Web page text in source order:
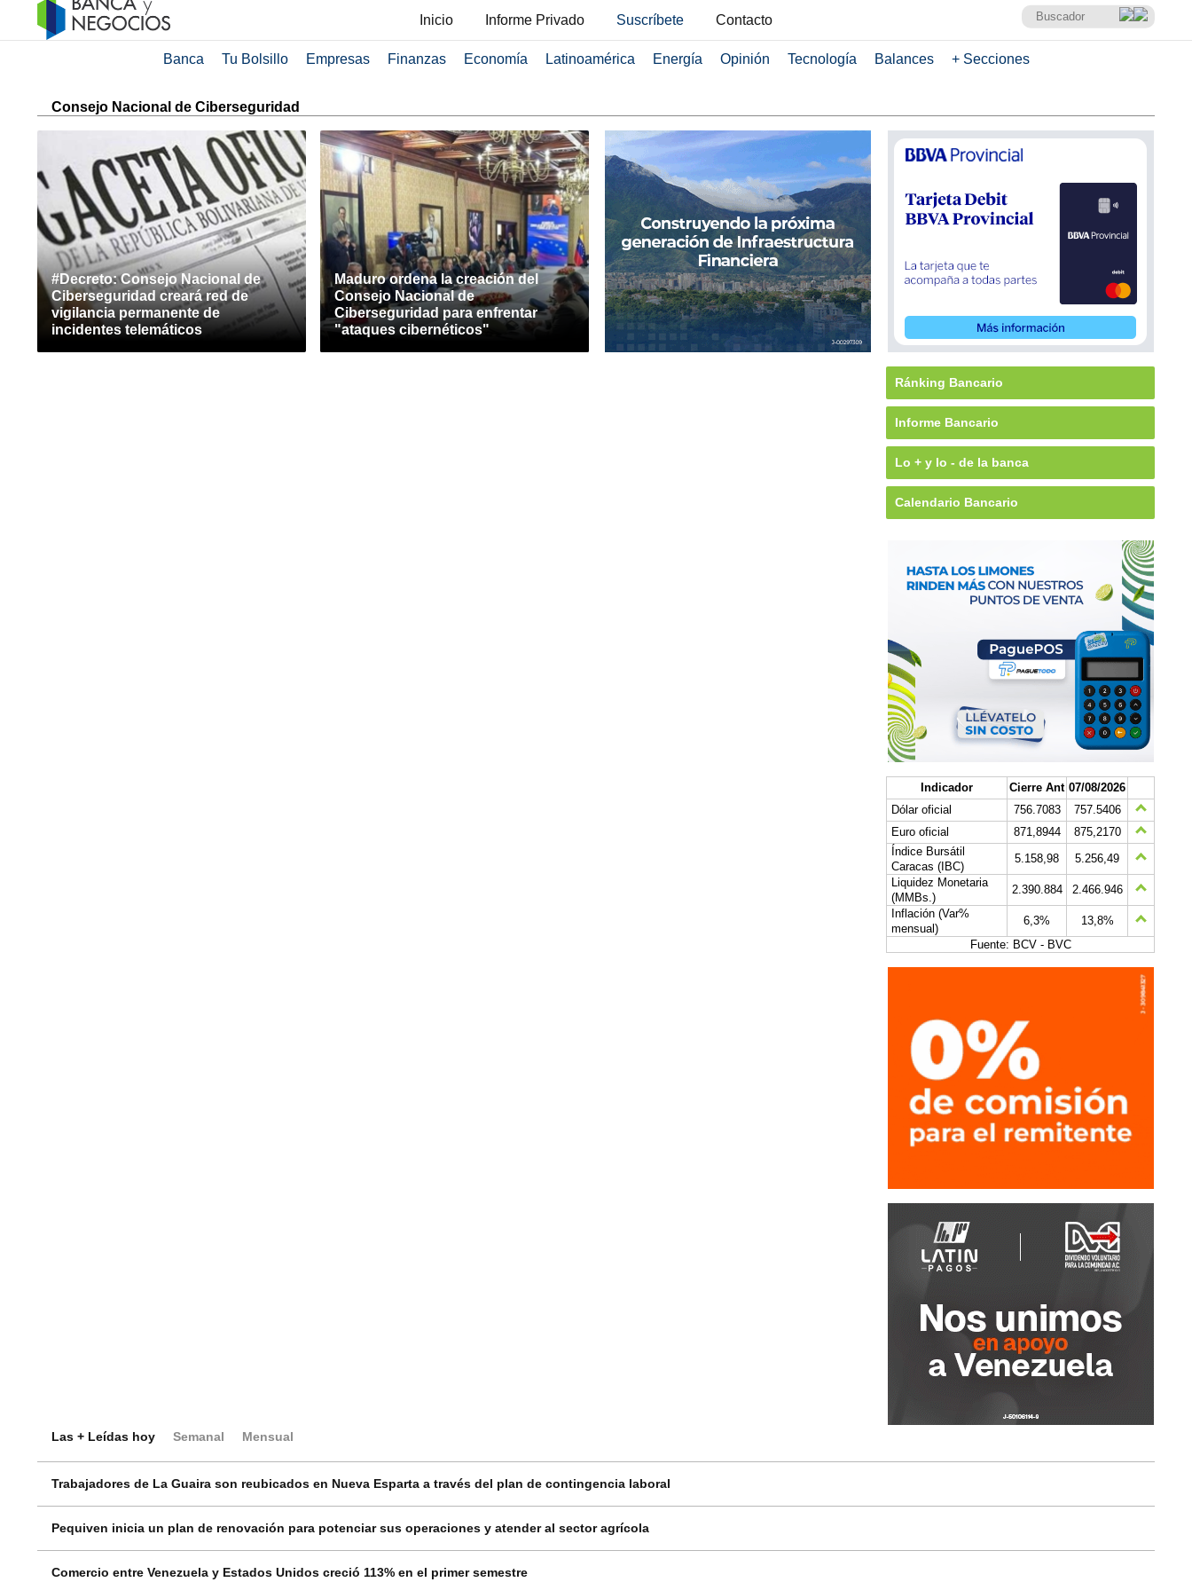
Inicio Informe Privado Suscríbete Contacto
Banca Tu Bolsillo Empresas Finanzas Economía Latinoamérica Energía Opinión Tecnología Balances + Secciones
Consejo Nacional de Ciberseguridad
#Decreto: Consejo Nacional de
Ciberseguridad creará red de
vigilancia permanente de
incidentes telemáticos
Maduro ordena la creación del
Consejo Nacional de
Ciberseguridad para enfrentar
"ataques cibernéticos"
Ránking Bancario
Informe Bancario
Lo + y lo - de la banca
Calendario Bancario
Indicador Cierre Ant 07/08/2026
Dólar oficial
756.7083
757.5406
Euro oficial
871,8944
875,2170
Índice Bursátil
Caracas (IBC)
5.158,98
5.256,49
Liquidez Monetaria
(MMBs.)
2.390.884
2.466.946
Inflación (Var%
mensual)
6,3%
13,8%
Fuente: BCV - BVC
Las + Leídas hoy Semanal Mensual
Trabajadores de La Guaira son reubicados en Nueva Esparta a través del plan de contingencia laboral
Pequiven inicia un plan de renovación para potenciar sus operaciones y atender al sector agrícola
Comercio entre Venezuela y Estados Unidos creció 113% en el primer semestre